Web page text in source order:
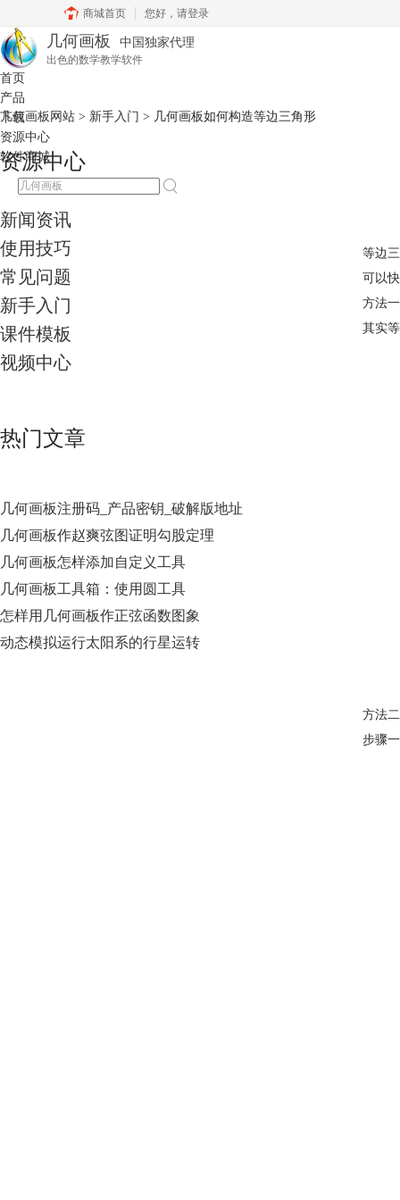
商城首页 您好， 请登录
几何画板 中国独家代理
出色的数学教学软件
首页
产品
下载
资源中心
软件商城
几何画板网站 > 新手入门 > 几何画板如何构造等边三角形
资源中心
新闻资讯
使用技巧
常见问题
新手入门
课件模板
视频中心
热门文章
几何画板注册码_产品密钥_破解版地址
几何画板作赵爽弦图证明勾股定理
几何画板怎样添加自定义工具
几何画板工具箱：使用圆工具
怎样用几何画板作正弦函数图象
动态模拟运行太阳系的行星运转
等边
可以
方法
其实
方法
步骤